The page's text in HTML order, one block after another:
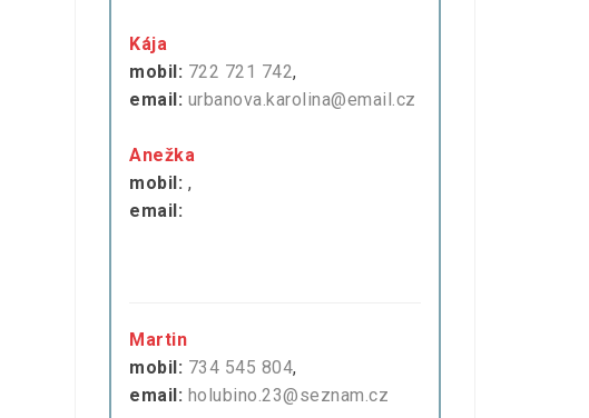
Kája
mobil: 722 721 742,
email: urbanova.karolina@email.cz
Anežka
mobil: ,
email:
Martin
mobil: 734 545 804,
email: holubino.23@seznam.cz